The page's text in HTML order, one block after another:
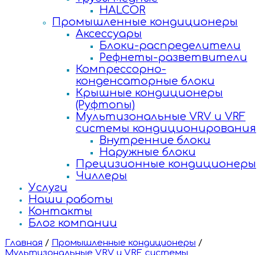
HALCOR
Промышленные кондиционеры
Аксессуары
Блоки-распределители
Рефнеты-разветвители
Компрессорно-
конденсаторные блоки
Крышные кондиционеры
(Руфтопы)
Мультизональные VRV и VRF
системы кондиционирования
Внутренние блоки
Наружные блоки
Прецизионные кондиционеры
Чиллеры
Услуги
Наши работы
Контакты
Блог компании
Главная / Промышленные кондиционеры /
Мультизональные VRV и VRF системы